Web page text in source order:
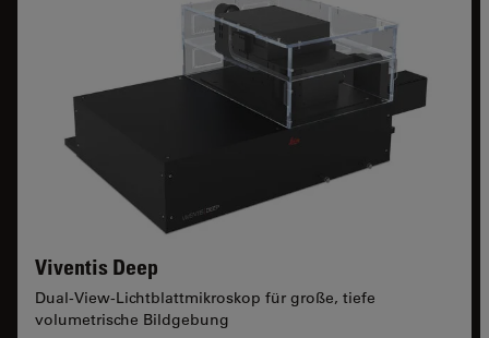
Viventis Deep
Dual-View-Lichtblattmikroskop für große, tiefe
volumetrische Bildgebung